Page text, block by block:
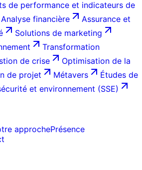
de performance et indicateurs de
Analyse financière
Assurance et
Solutions de marketing
Transformation
de crise
Optimisation de la
de projet Métavers
Études de
et environnement (SSE)
approchePrésence